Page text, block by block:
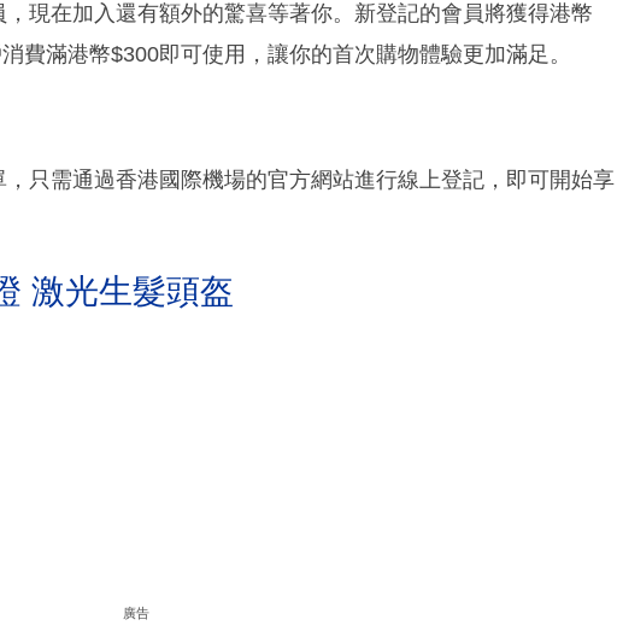
現在加入還有額外的驚喜等著你。新登記的會員將獲得港幣
費滿港幣$300即可使用，讓你的首次購物體驗更加滿足。
只需通過香港國際機場的官方網站進行線上登記，即可開始享
激光生髮頭盔
廣告